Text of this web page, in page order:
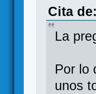
Cita
La
Por lo
unos